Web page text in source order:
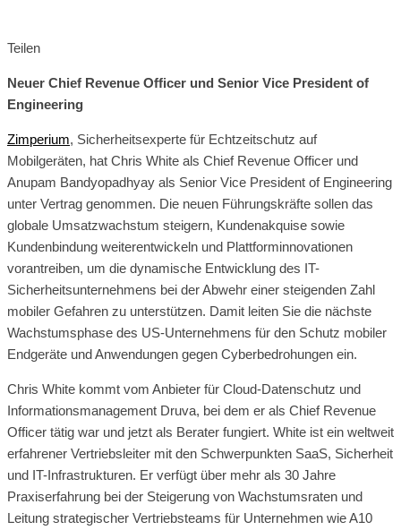
Teilen
Neuer Chief Revenue Officer und Senior Vice President of
Engineering
Zimperium, Sicherheitsexperte für Echtzeitschutz auf
Mobilgeräten, hat Chris White als Chief Revenue Officer und
Anupam Bandyopadhyay als Senior Vice President of Engineering
unter Vertrag genommen. Die neuen Führungskräfte sollen das
globale Umsatzwachstum steigern, Kundenakquise sowie
Kundenbindung weiterentwickeln und Plattforminnovationen
vorantreiben, um die dynamische Entwicklung des IT-
Sicherheitsunternehmens bei der Abwehr einer steigenden Zahl
mobiler Gefahren zu unterstützen. Damit leiten Sie die nächste
Wachstumsphase des US-Unternehmens für den Schutz mobiler
Endgeräte und Anwendungen gegen Cyberbedrohungen ein.
Chris White kommt vom Anbieter für Cloud-Datenschutz und
Informationsmanagement Druva, bei dem er als Chief Revenue
Officer tätig war und jetzt als Berater fungiert. White ist ein weltweit
erfahrener Vertriebsleiter mit den Schwerpunkten SaaS, Sicherheit
und IT-Infrastrukturen. Er verfügt über mehr als 30 Jahre
Praxiserfahrung bei der Steigerung von Wachstumsraten und
Leitung strategischer Vertriebsteams für Unternehmen wie A10